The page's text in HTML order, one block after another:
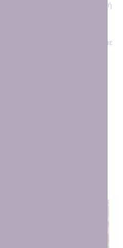
καταθέσετε προκαταβολή
δώρο υφασμάτινη γιρλάντα με
προιοντ